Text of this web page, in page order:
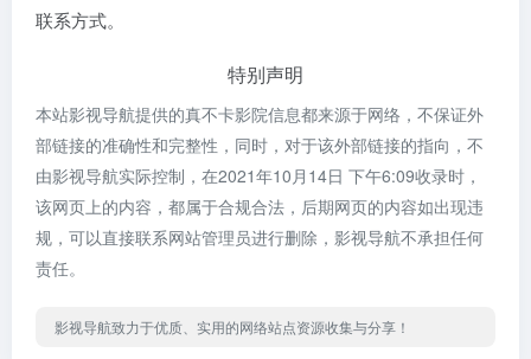
联系方式。
特别声明
本站影视导航提供的真不卡影院信息都来源于网络，不保证外
部链接的准确性和完整性，同时，对于该外部链接的指向，不
由影视导航实际控制，在2021年10月14日 下午6:09收录时，
该网页上的内容，都属于合规合法，后期网页的内容如出现违
规，可以直接联系网站管理员进行删除，影视导航不承担任何
责任。
影视导航致力于优质、实用的网络站点资源收集与分享！